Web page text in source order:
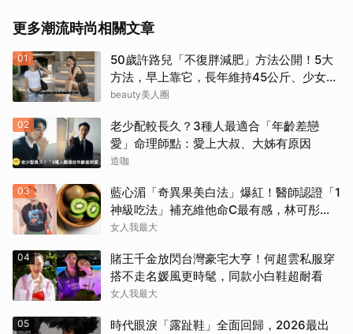
更多潮流時尚相關文章
01
50歲許路兒「不復胖減肥」方法公開！5大
方法，早上靠它，長年維持45公斤、少女感
滿滿
beauty美人圈
02
老少配較長久？3種人最適合「年齡差戀
愛」命理師點：愛上大叔、大姊有原因
造咖
03
藍心湄「奇異果美白法」爆紅！醫師認證「1
神級吃法」補充維他命C最有感，林可彤自
曝從小跟著吃
女人我最大
04
賭王千金放閃台灣豪宅大亨！何超雲私服穿
搭不走名媛風更時髦，同款小白鞋超耐看
女人我最大
05
時代眼淚「露趾鞋」全面回歸，2026最出